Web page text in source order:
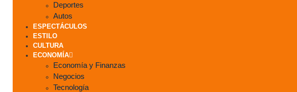
Deportes
Autos
ESPECTÁCULOS
ESTILO
CULTURA
ECONOMÍA
Economía y Finanzas
Negocios
Tecnología